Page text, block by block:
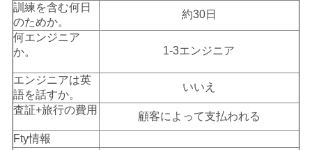
訓練を含む何日
のためか。
約30日
何エンジニア
か。
1-3エンジニア
エンジニアは英
語を話すか。
いいえ
査証+旅行の費用
顧客によって支払われる
Fty情報